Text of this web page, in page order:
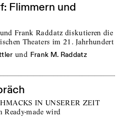
Flimmern und
Frank Raddatz diskutieren die
Theaters im 21. Jahrhundert
und Frank M. Raddatz
IN UNSERER ZEIT
Ready-made wird